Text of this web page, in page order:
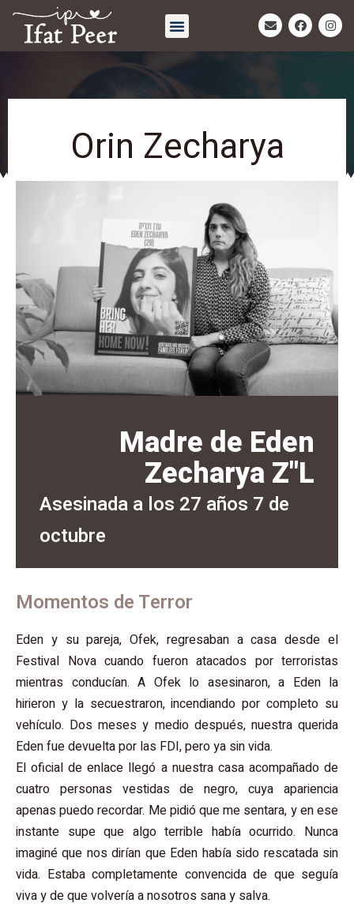
Orin Zecharya
Madre de Eden
Zecharya Z"L
Asesinada a los 27 años 7 de
octubre
Momentos de Terror
Eden y su pareja, Ofek, regresaban a casa desde el
Festival Nova cuando fueron atacados por terroristas
mientras conducían. A Ofek lo asesinaron, a Eden la
hirieron y la secuestraron, incendiando por completo su
vehículo. Dos meses y medio después, nuestra querida
Eden fue devuelta por las FDI, pero ya sin vida.
El oficial de enlace llegó a nuestra casa acompañado de
cuatro personas vestidas de negro, cuya apariencia
apenas puedo recordar. Me pidió que me sentara, y en ese
instante supe que algo terrible había ocurrido. Nunca
imaginé que nos dirían que Eden había sido rescatada sin
vida. Estaba completamente convencida de que seguía
viva y de que volvería a nosotros sana y salva.